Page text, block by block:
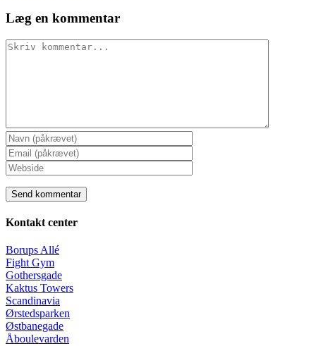
Læg en kommentar
Comment
Kontakt center
Borups Allé
Fight Gym
Gothersgade
Kaktus Towers
Scandinavia
Ørstedsparken
Østbanegade
Åboulevarden